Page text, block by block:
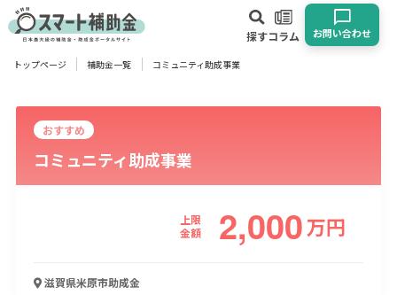
探すコラム お問い合わせ
対象
企業 団体 個人 その他
エリア
物流・運輸業 製造業
トップページ 補助金一覧 コミュニティ助成事業
おすすめ
コミュニティ助成事業
上限
金額
2,000万円
滋賀県米原市助成金